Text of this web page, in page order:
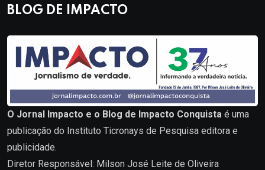
BLOG DE IMPACTO
O Jornal Impacto e o Blog de Impacto Conquista é uma
publicação do Instituto Ticronays de Pesquisa editora e
publicidade.
Diretor Responsável: Milson José Leite de Oliveira